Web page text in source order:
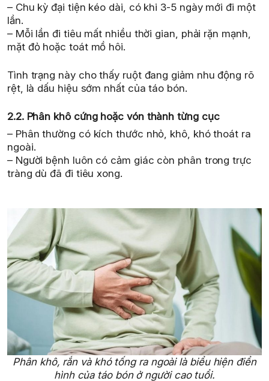
– Chu kỳ đại tiện kéo dài, có khi 3-5 ngày mới đi một
lần.
– Mỗi lần đi tiêu mất nhiều thời gian, phải rặn mạnh,
mặt đỏ hoặc toát mồ hôi.
Tình trạng này cho thấy ruột đang giảm nhu động rõ
rệt, là dấu hiệu sớm nhất của táo bón.
2.2. Phân khô cứng hoặc vón thành từng cục
– Phân thường có kích thước nhỏ, khô, khó thoát ra
ngoài.
– Người bệnh luôn có cảm giác còn phân trong trực
tràng dù đã đi tiêu xong.
Phân khô, rắn và khó tống ra ngoài là biểu hiện điển
hình của táo bón ở người cao tuổi.